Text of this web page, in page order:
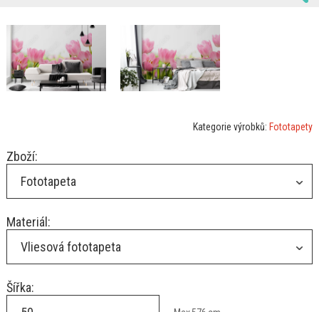
Kategorie výrobků: Fototapety
Zboží:
Fototapeta
Materiál:
Vliesová fototapeta
Šířka: